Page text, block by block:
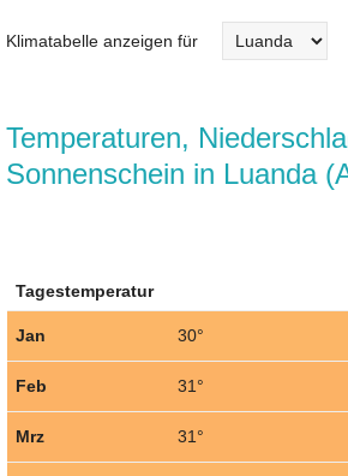
Klimatabelle anzeigen für
Temperaturen,
Sonnenschein in Luanda
Tagestemperatur
Jan 30°
Feb 31°
Mrz 31°